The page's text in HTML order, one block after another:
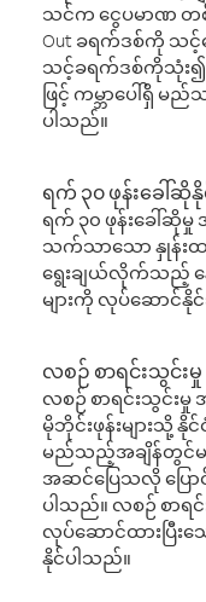
သင်က ငွေပမာဏ တ
Out ခရက်ဒစ်ကို သ
သင့်ခရက်ဒစ်ကိုသုံး၍
ဖြင့် ကမ္ဘာပေါ်ရှိ
ပါသည်။
ရက် ၃၀ ဖုန်းခေါ်
ရက် ၃၀ ဖုန်းခေါ်ဆို
သက်သာသော နှုန်းထာ
ရွေးချယ်လိုက်သည့် န
များကို လုပ်ဆောင်
လစဉ် စာရင်းသွင်း
လစဉ် စာရင်းသွင်းမှု
မိုဘိုင်းဖုန်းများသို့ နို
မည်သည့်အချိန်တွင်
အဆင်ပြေသလို ပြေ
ပါသည်။ လစဉ် စာရ
လုပ်ဆောင်ထားပြီးသ
နိုင်ပါသည်။